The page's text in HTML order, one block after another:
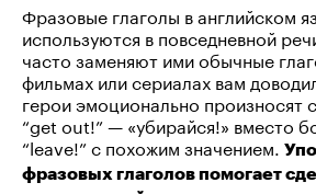
Фразовые глаголы в английском
используются в повседневной
часто заменяют ими обычные
фильмах или сериалах вам
герои эмоционально произносят
“get out!” — «убирайся!» вместо
“leave!” с похожим значением.
фразовых глаголов помогает